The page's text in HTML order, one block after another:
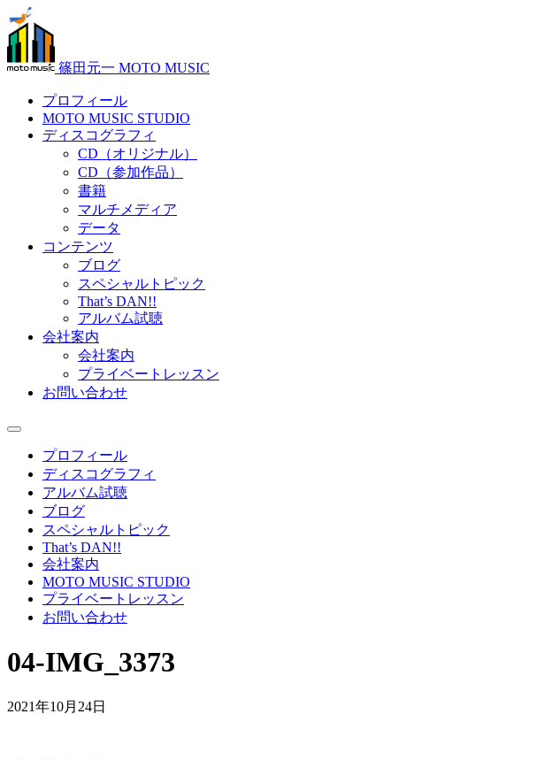
篠田元一 MOTO MUSIC
プロフィール
MOTO MUSIC STUDIO
ディスコグラフィ
CD（オリジナル）
CD（参加作品）
書籍
マルチメディア
データ
コンテンツ
ブログ
スペシャルトピック
That’s DAN!!
アルバム試聴
会社案内
会社案内
プライベートレッスン
お問い合わせ
プロフィール
ディスコグラフィ
アルバム試聴
ブログ
スペシャルトピック
That’s DAN!!
会社案内
MOTO MUSIC STUDIO
プライベートレッスン
お問い合わせ
04-IMG_3373
2021年10月24日